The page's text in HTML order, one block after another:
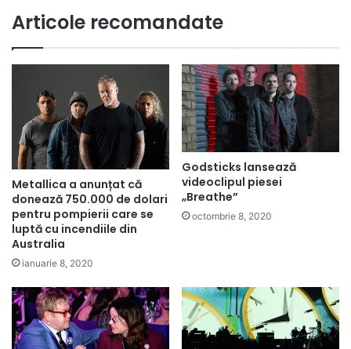
Articole recomandate
Metallica a anunțat că
donează 750.000 de dolari
pentru pompierii care se
luptă cu incendiile din
Australia
ianuarie 8, 2020
Godsticks lansează
videoclipul piesei
„Breathe”
octombrie 8, 2020